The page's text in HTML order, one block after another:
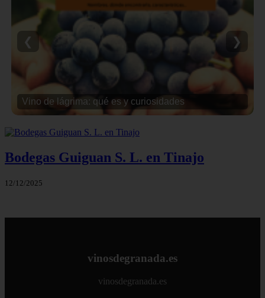
Vino de lágrima: qué es y curiosidades
❮ ❯
Bodegas Guiguan S. L. en Tinajo
12/12/2025
vinosdegranada.es
vinosdegranada.es